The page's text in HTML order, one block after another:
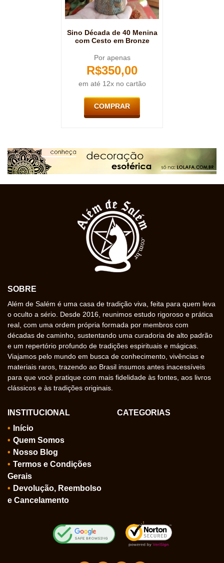
Sino Década de 40 Menina
com Cesto em Bronze
Por apenas
R$350,00
em até 12x no cartão
COMPRAR
SOBRE
Além de Salém é uma casa de tradição viva, feita para quem leva
o oculto a sério. Desde 2016, reunimos estudo rigoroso e prática
real, com uma ordem própria formada por membros com
décadas de caminho, sustentando uma curadoria de alto padrão
e um repertório profundo de tradições espirituais e mágicas.
Viajamos pelo mundo em busca de conhecimento, vivências e
materiais raros, trazendo ao Brasil insumos antes inacessíveis
para que você pratique com mais fidelidade às fontes, aos livros
clássicos e às tradições originais.
INSTITUCIONAL
Início
Quem Somos
Nosso Blog
Termos e Condições
Gerais
Devolução, Reembolso
e Cancelamento
CATEGORIAS